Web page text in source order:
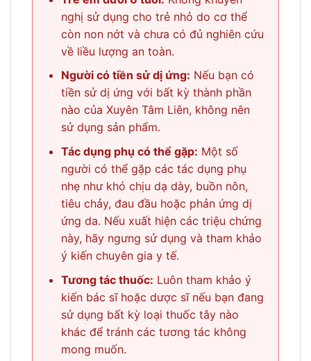
nghị sử dụng cho trẻ nhỏ do cơ thể
còn non nớt và chưa có đủ nghiên cứu
về liều lượng an toàn.
Người có tiền sử dị ứng: Nếu bạn có
tiền sử dị ứng với bất kỳ thành phần
nào của Xuyên Tâm Liên, không nên
sử dụng sản phẩm.
Tác dụng phụ có thể gặp: Một số
người có thể gặp các tác dụng phụ
nhẹ như khó chịu dạ dày, buồn nôn,
tiêu chảy, đau đầu hoặc phản ứng dị
ứng da. Nếu xuất hiện các triệu chứng
này, hãy ngưng sử dụng và tham khảo
ý kiến chuyên gia y tế.
Tương tác thuốc: Luôn tham khảo ý
kiến bác sĩ hoặc dược sĩ nếu bạn đang
sử dụng bất kỳ loại thuốc tây nào
khác để tránh các tương tác không
mong muốn.